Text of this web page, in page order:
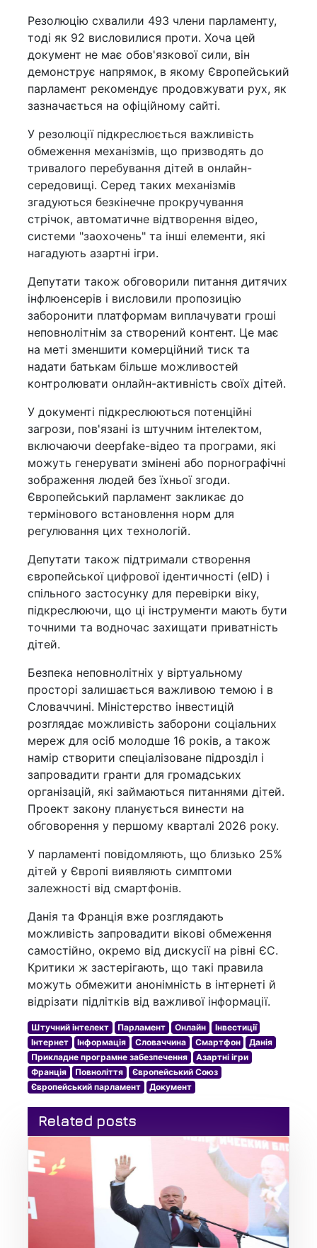
Резолюцію схвалили 493 члени парламенту,
тоді як 92 висловилися проти. Хоча цей
документ не має обов'язкової сили, він
демонструє напрямок, в якому Європейський
парламент рекомендує продовжувати рух, як
зазначається на офіційному сайті.
У резолюції підкреслюється важливість
обмеження механізмів, що призводять до
тривалого перебування дітей в онлайн-
середовищі. Серед таких механізмів
згадуються безкінечне прокручування
стрічок, автоматичне відтворення відео,
системи "заохочень" та інші елементи, які
нагадують азартні ігри.
Депутати також обговорили питання дитячих
інфлюенсерів і висловили пропозицію
заборонити платформам виплачувати гроші
неповнолітнім за створений контент. Це має
на меті зменшити комерційний тиск та
надати батькам більше можливостей
контролювати онлайн-активність своїх дітей.
У документі підкреслюються потенційні
загрози, пов'язані із штучним інтелектом,
включаючи deepfake-відео та програми, які
можуть генерувати змінені або порнографічні
зображення людей без їхньої згоди.
Європейський парламент закликає до
термінового встановлення норм для
регулювання цих технологій.
Депутати також підтримали створення
європейської цифрової ідентичності (eID) і
спільного застосунку для перевірки віку,
підкреслюючи, що ці інструменти мають бути
точними та водночас захищати приватність
дітей.
Безпека неповнолітніх у віртуальному
просторі залишається важливою темою і в
Словаччині. Міністерство інвестицій
розглядає можливість заборони соціальних
мереж для осіб молодше 16 років, а також
намір створити спеціалізоване підрозділ і
запровадити гранти для громадських
організацій, які займаються питаннями дітей.
Проект закону планується винести на
обговорення у першому кварталі 2026 року.
У парламенті повідомляють, що близько 25%
дітей у Європі виявляють симптоми
залежності від смартфонів.
Данія та Франція вже розглядають
можливість запровадити вікові обмеження
самостійно, окремо від дискусії на рівні ЄС.
Критики ж застерігають, що такі правила
можуть обмежити анонімність в інтернеті й
відрізати підлітків від важливої інформації.
Штучний інтелект Парламент Онлайн
Інвестиції
Інтернет
Інформація Словаччина Смартфон
Данія
Прикладне програмне забезпечення
Азартні ігри
Франція
Повноліття
Європейський Союз
Європейський парламент
Документ
Related posts